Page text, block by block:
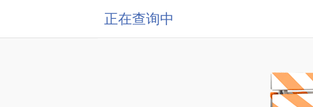
正在查询中